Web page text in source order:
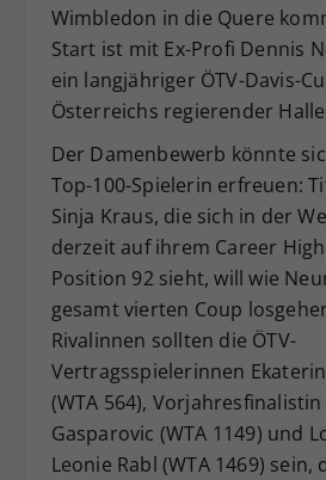
Wimbledon in die Quere
Start ist mit Ex-Profi Dennis
ein langjähriger ÖTV-Davis-
Österreichs regierender
Der Damenbewerb könnte
Top-100-Spielerin erfreuen:
Sinja Kraus, die sich in der
derzeit auf ihrem Career
Position 92 sieht, will wie
gesamt vierten Coup
Rivalinnen sollten die ÖTV-
Vertragsspielerinnen
(WTA 564), Vorjahresfinalistin
Gasparovic (WTA 1149) und
Leonie Rabl (WTA 1469) sein,